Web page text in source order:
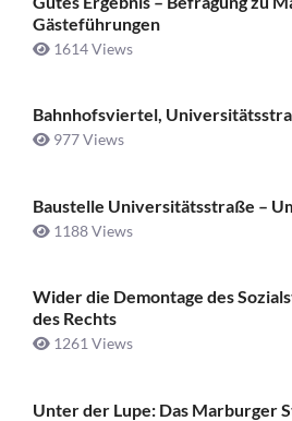
Gästeführungen
1614 Views
Bahnhofsviertel,
977 Views
Baustelle Universitätsstraße ­–
1188 Views
Wider die Demontage des
des Rechts
1261 Views
Unter der Lupe: Das Marburger